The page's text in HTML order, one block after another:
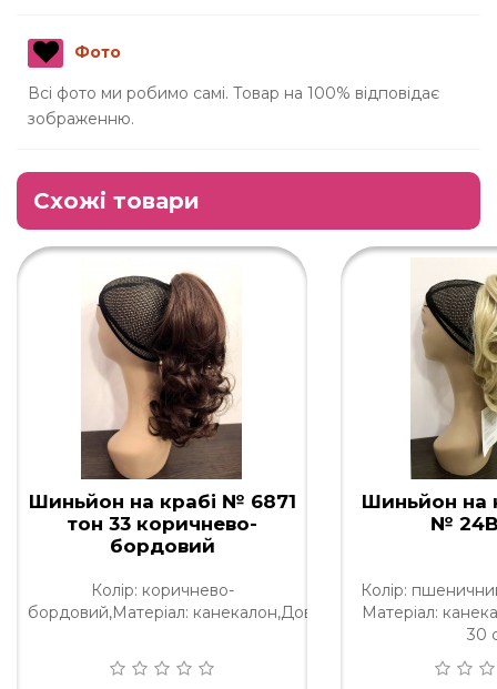
Фото
Всі фото ми робимо самі. Товар на 100% відповідає
зображенню.
Схожі товари
Шиньйон на крабі № 6871
тон 33 коричнево-
бордовий
Колір: коричнево-
бордовий,Матеріал: канекалон,Довжина: ..
Шиньйон на
№
Колір:
Матеріал:
30